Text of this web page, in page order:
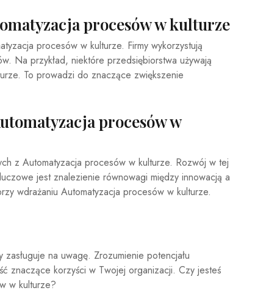
procesów w kulturze
procesów w kulturze. Firmy wykorzystują
Na przykład, niektóre przedsiębiorstwa używają
To prowadzi do znaczące zwiększenie
procesów w
z Automatyzacja procesów w kulturze. Rozwój w tej
jest znalezienie równowagi między innowacją a
wdrażaniu Automatyzacja procesów w kulturze.
na uwagę. Zrozumienie potencjału
znaczące korzyści w Twojej organizacji. Czy jesteś
w kulturze?